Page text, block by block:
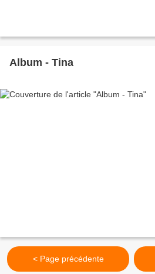
Album - Tina
< Page précédente